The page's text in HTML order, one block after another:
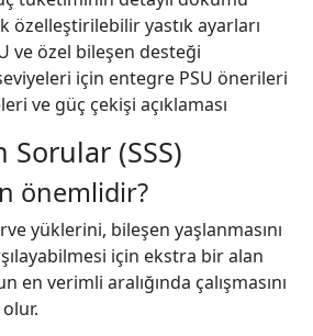
özelleştirilebilir yastık ayarları
ve özel bileşen desteği
için entegre PSU önerileri
ve güç çekişi açıklaması
Sorular (SSS)
önemlidir?
yüklerini, bileşen yaşlanmasını
için ekstra bir alan
en verimli aralığında çalışmasını